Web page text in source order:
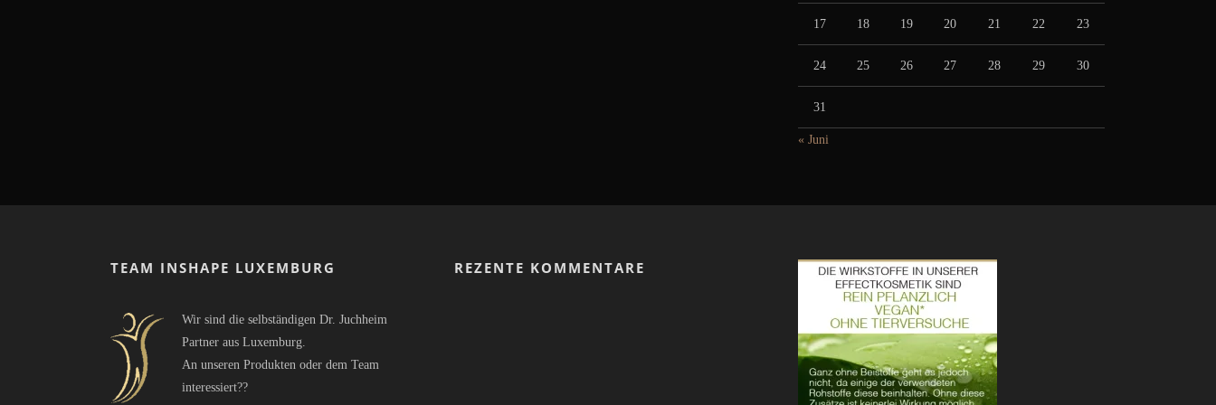
17 18 19 20 21 22 23
24 25 26 27 28 29 30
31
« Juni
TEAM INSHAPE LUXEMBURG
Wir sind die selbständigen Dr. Juchheim
Partner aus Luxemburg.
An unseren Produkten oder dem Team
interessiert??
REZENTE KOMMENTARE